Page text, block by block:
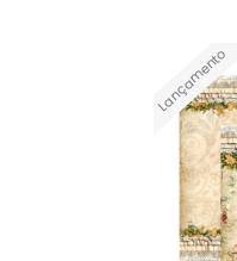
Lançamento